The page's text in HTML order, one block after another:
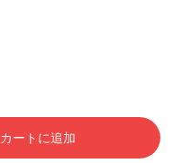
カートに追加